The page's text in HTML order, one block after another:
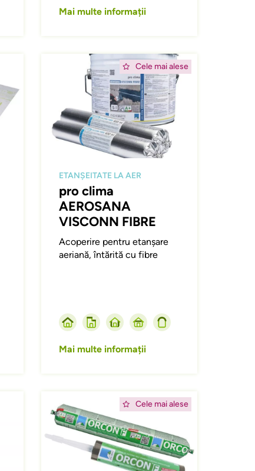
Mai multe informații
Cele mai alese
ETANȘEITATE LA AER
pro clima
AEROSANA
VISCONN FIBRE
Acoperire pentru etanșare
aeriană, întărită cu fibre
Mai multe informații
Cele mai alese